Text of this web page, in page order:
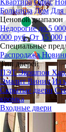
Квартира Офис
Больница Дом Для
Ценовой диапазон
Недорогие до 5
000 руб. От 15 000
Специальные
Распродажа
Тип дверей
ПЭТЭкошпон
ЭмалитВинил Из
Скрытые двери
кромка
Входные двери